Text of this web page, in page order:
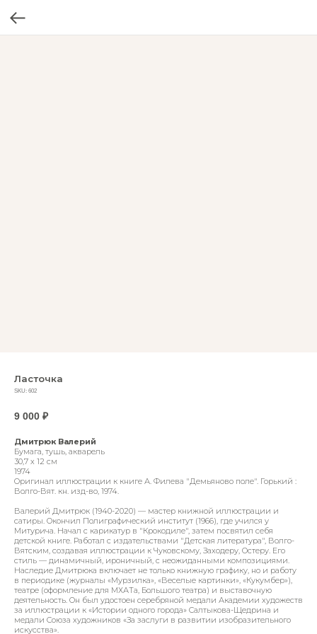
Ласточка
SKU: 602
9 000 ₽
Дмитрюк Валерий
Бумага, тушь, акварель
30,7 х 12 см
1974
Оригинал иллюстрации к книге А. Филева "Демьяново поле". Горький :
Волго-Вят. кн. изд-во, 1974.
Валерий Дмитрюк (1940-2020) — мастер книжной иллюстрации и
сатиры. Окончил Полиграфический институт (1966), где учился у
Митурича. Начал с карикатур в "Крокодиле", затем посвятил себя
детской книге. Работал с издательствами "Детская литература", Волго-
Вятским, создавая иллюстрации к Чуковскому, Заходеру, Остеру. Его
стиль — динамичный, ироничный, с неожиданными композициями.
Наследие Дмитрюка включает не только книжную графику, но и работу
в периодике (журналы «Мурзилка», «Веселые картинки», «Кукумбер»),
театре (оформление для МХАТа, Большого театра) и выставочную
деятельность. Он был удостоен серебряной медали Академии художеств
за иллюстрации к «Истории одного города» Салтыкова-Щедрина и
медали Союза художников «За заслуги в развитии изобразительного
искусства».